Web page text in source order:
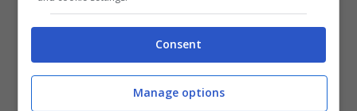
impresso un’accelerazione alla burocrazia,
mandando un segnale di ripresa alla città”.
Consent
Manage options